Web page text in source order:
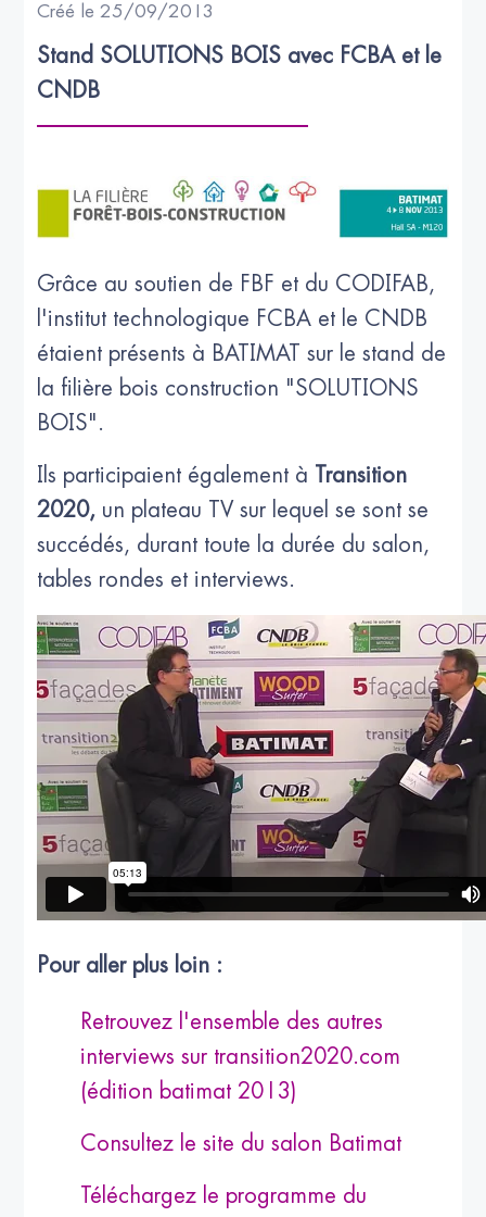
Créé le 25/09/2013
Stand SOLUTIONS BOIS avec FCBA et le
Grâce au soutien de FBF et du CODIFAB,
l'institut technologique FCBA et le CNDB
étaient présents à BATIMAT sur le stand de
la filière bois construction "SOLUTIONS
BOIS".
Ils participaient également à Transition
2020, un plateau TV sur lequel se sont se
succédés, durant toute la durée du salon,
tables rondes et interviews.
Pour aller plus loin :
Retrouvez l'ensemble des autres
interviews sur transition2020.com
(édition batimat 2013)
Consultez le site du salon Batimat
Téléchargez le programme du